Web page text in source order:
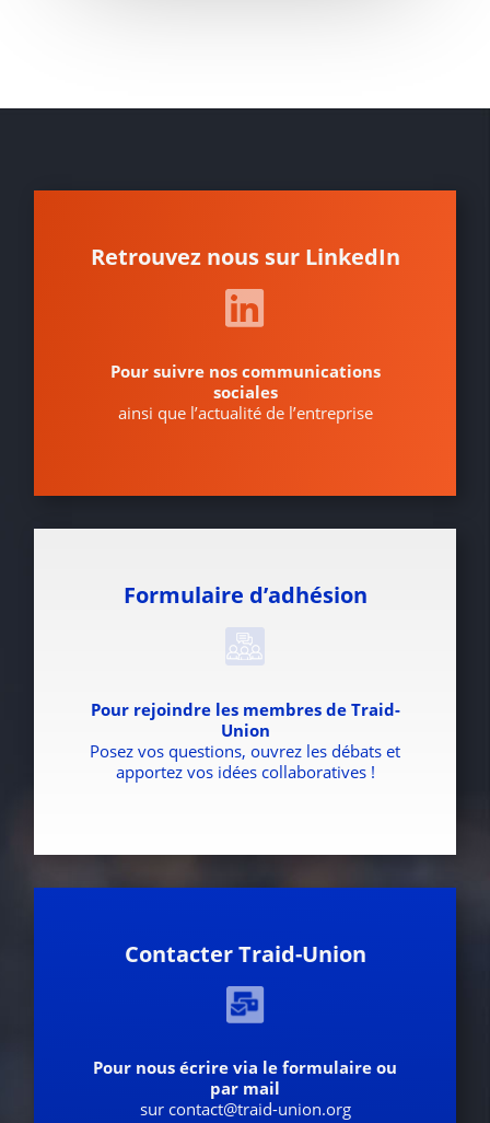
Retrouvez nous sur LinkedIn
Pour suivre nos communications
sociales
ainsi que l’actualité de l’entreprise
Formulaire d’adhésion
Pour rejoindre les membres de Traid-
Union
Posez vos questions, ouvrez les débats et
apportez vos idées collaboratives !
Contacter Traid-Union
Pour nous écrire via le formulaire ou
par mail
sur contact@traid-union.org